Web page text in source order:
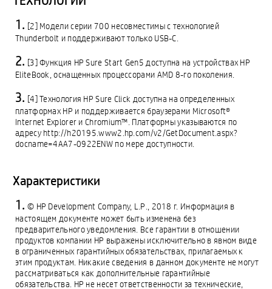
[2] Модели серии 700 несовместимы с технологией
Thunderbolt и поддерживают только USB-C.
[3] Функция HP Sure Start Gen5 доступна на устройствах HP
EliteBook, оснащенных процессорами AMD 8-го поколения.
[4] Технология HP Sure Click доступна на определенных
платформах HP и поддерживается браузерами Microsoft®
Internet Explorer и Chromium™. Платформы указываются по
адресу http://h20195.www2.hp.com/v2/GetDocument.aspx?
docname=4AA7-0922ENW по мере доступности.
Характеристики
© HP Development Company, L.P., 2018 г. Информация в
настоящем документе может быть изменена без
предварительного уведомления. Все гарантии в отношении
продуктов компании HP выражены исключительно в явном виде
в ограниченных гарантийных обязательствах, прилагаемых к
этим продуктам. Никакие сведения в данном документе не могут
рассматриваться как дополнительные гарантийные
обязательства. HP не несет ответственности за технические,